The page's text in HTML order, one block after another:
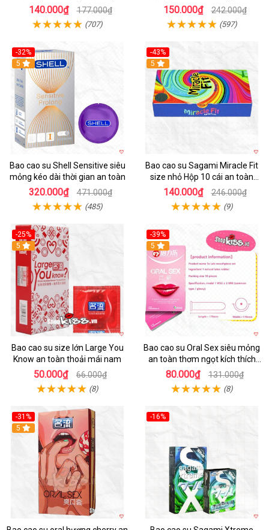
quyến rũ
140.000₫ 177.000₫
(707)
150.000₫ 242.000₫
(597)
-32%
5
Bao cao su Shell Sensitive siêu
mỏng kéo dài thời gian an toàn
320.000₫ 471.000₫
(485)
-43%
Hot
5
Bao cao su Sagami Miracle Fit
size nhỏ Hộp 10 cái an toàn
mềm mịn
140.000₫ 246.000₫
(9)
-25%
Hot
5
Bao cao su size lớn Large You
Know an toàn thoải mái nam
50.000₫ 66.000₫
(8)
-39%
Hot
5
Bao cao su Oral Sex siêu mỏng
an toàn thơm ngọt kích thích
mua ngay
80.000₫ 131.000₫
(8)
-31%
Hot
5
-16%